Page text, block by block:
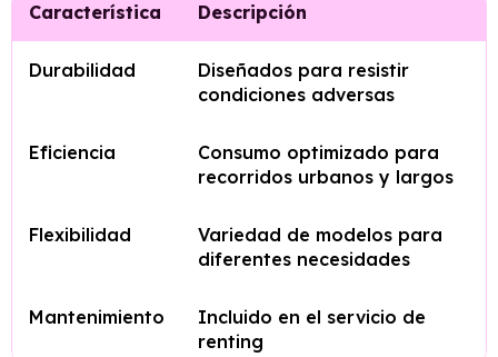
Característica Descripción
Durabilidad
Diseñados para resistir
condiciones adversas
Eficiencia
Consumo optimizado para
recorridos urbanos y largos
Flexibilidad
Variedad de modelos para
diferentes necesidades
Mantenimiento
Incluido en el servicio de
renting